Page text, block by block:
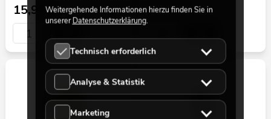
15,90€ 59,90€
Weitergehende Informationen hierzu finden Sie in
unsererDatenschutzerklärung.
Technisch erforderlich
Analyse & Statistik
Marketing